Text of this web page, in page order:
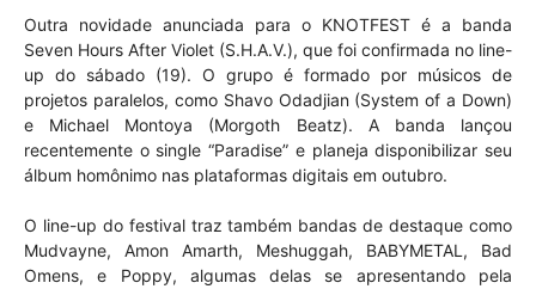
Outra novidade anunciada para o KNOTFEST é a banda
Seven Hours After Violet (S.H.A.V.), que foi confirmada no line-
up do sábado (19). O grupo é formado por músicos de
projetos paralelos, como Shavo Odadjian (System of a Down)
e Michael Montoya (Morgoth Beatz). A banda lançou
recentemente o single “Paradise” e planeja disponibilizar seu
álbum homônimo nas plataformas digitais em outubro.
O line-up do festival traz também bandas de destaque como
Mudvayne, Amon Amarth, Meshuggah, BABYMETAL, Bad
Omens, e Poppy, algumas delas se apresentando pela